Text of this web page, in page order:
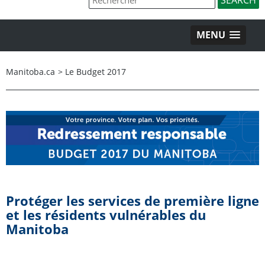
MENU
Manitoba.ca > Le Budget 2017
Protéger les services de première ligne
et les résidents vulnérables du
Manitoba